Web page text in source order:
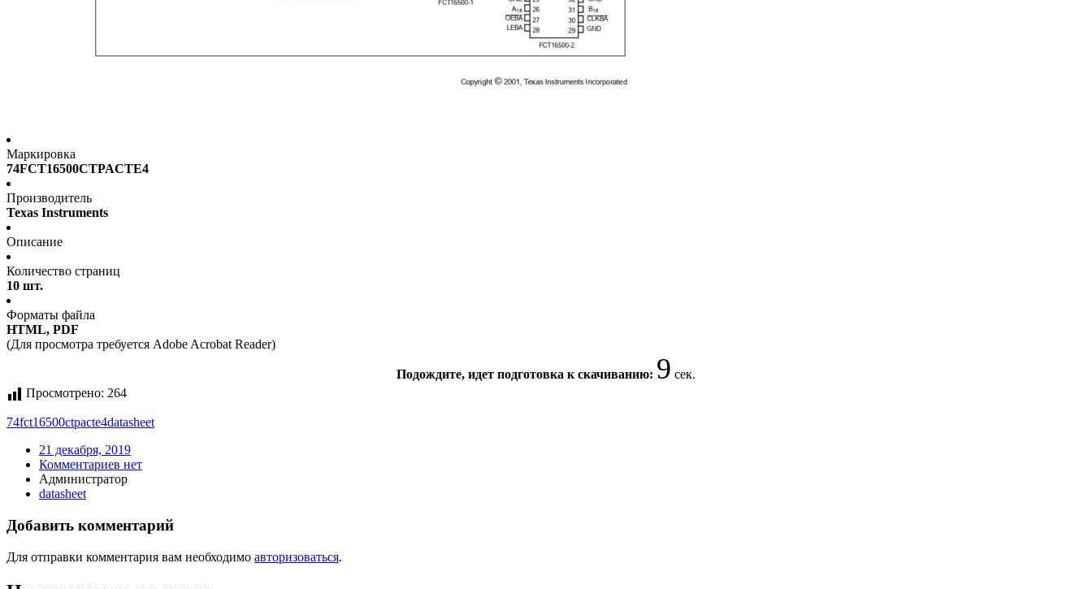
Маркировка
74FCT16500CTPACTE4
Производитель
Texas Instruments
Описание
Количество страниц
10 шт.
Форматы файла
HTML, PDF
(Для просмотра требуется Adobe Acrobat Reader)
Подождите, идет подготовка к скачиванию: 9 сек.
Просмотрено: 264
74fct16500ctpacte4datasheet
21 декабря, 2019
Комментариев нет
Администратор
datasheet
Добавить комментарий
Для отправки комментария вам необходимо авторизоваться.